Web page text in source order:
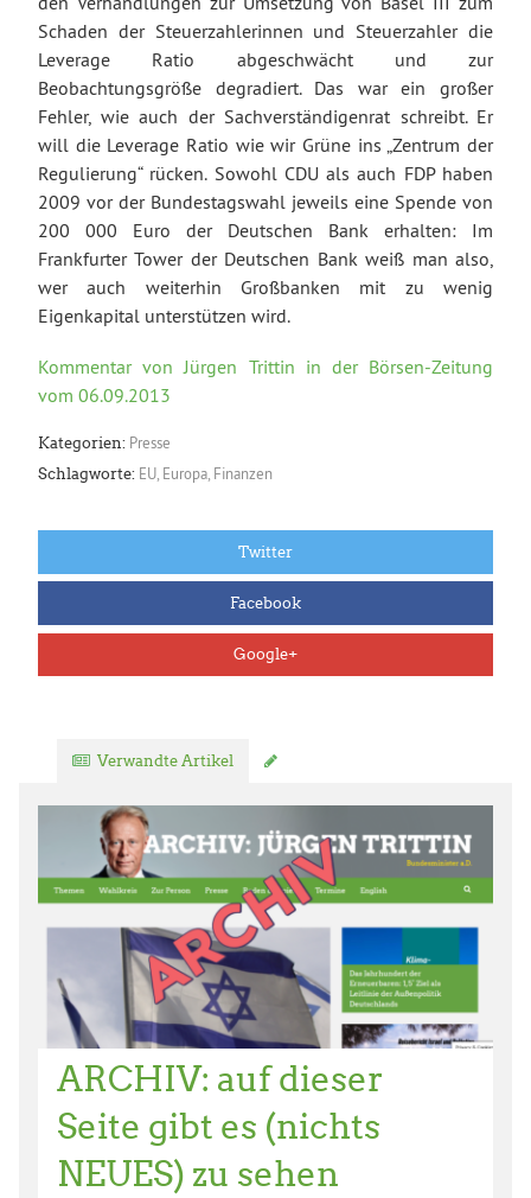
Schaden der Steuerzahlerinnen und Steuerzahler die
Leverage Ratio abgeschwächt und zur
Beobachtungsgröße degradiert. Das war ein großer
Fehler, wie auch der Sachverständigenrat schreibt. Er
will die Leverage Ratio wie wir Grüne ins „Zentrum der
Regulierung“ rücken. Sowohl CDU als auch FDP haben
2009 vor der Bundestagswahl jeweils eine Spende von
200 000 Euro der Deutschen Bank erhalten: Im
Frankfurter Tower der Deutschen Bank weiß man also,
wer auch weiterhin Großbanken mit zu wenig
Eigenkapital unterstützen wird.
Kommentar von Jürgen Trittin in der Börsen-Zeitung
vom 06.09.2013
Kategorien: Presse
Schlagworte: EU Europa Finanzen
Twitter
Facebook
Google+
Verwandte Artikel
ARCHIV: auf dieser
Seite gibt es (nichts
NEUES) zu sehen